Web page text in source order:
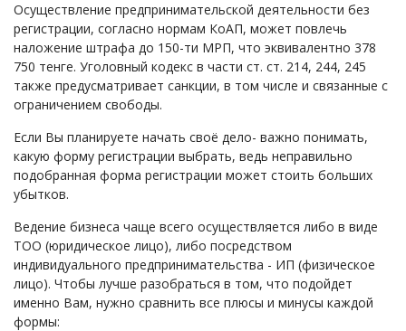
Интернет и право
Корпоративные отношения
Государственные закупки
Заключение, изменение и расторжение договоров
Налоги и налогообложение
Новости сервиса
Архив
Осуществление предпринимательской деятельности без
регистрации, согласно нормам КоАП, может повлечь
наложение штрафа до 150-ти МРП, что эквивалентно 378
750 тенге. Уголовный кодекс в части ст. ст. 214, 244, 245
также предусматривает санкции, в том числе и связанные с
ограничением свободы.
Если Вы планируете начать своё дело- важно понимать,
какую форму регистрации выбрать, ведь неправильно
подобранная форма регистрации может стоить больших
убытков.
Ведение бизнеса чаще всего осуществляется либо в виде
ТОО (юридическое лицо), либо посредством
индивидуального предпринимательства - ИП (физическое
лицо). Чтобы лучше разобраться в том, что подойдет
именно Вам, нужно сравнить все плюсы и минусы каждой
формы: